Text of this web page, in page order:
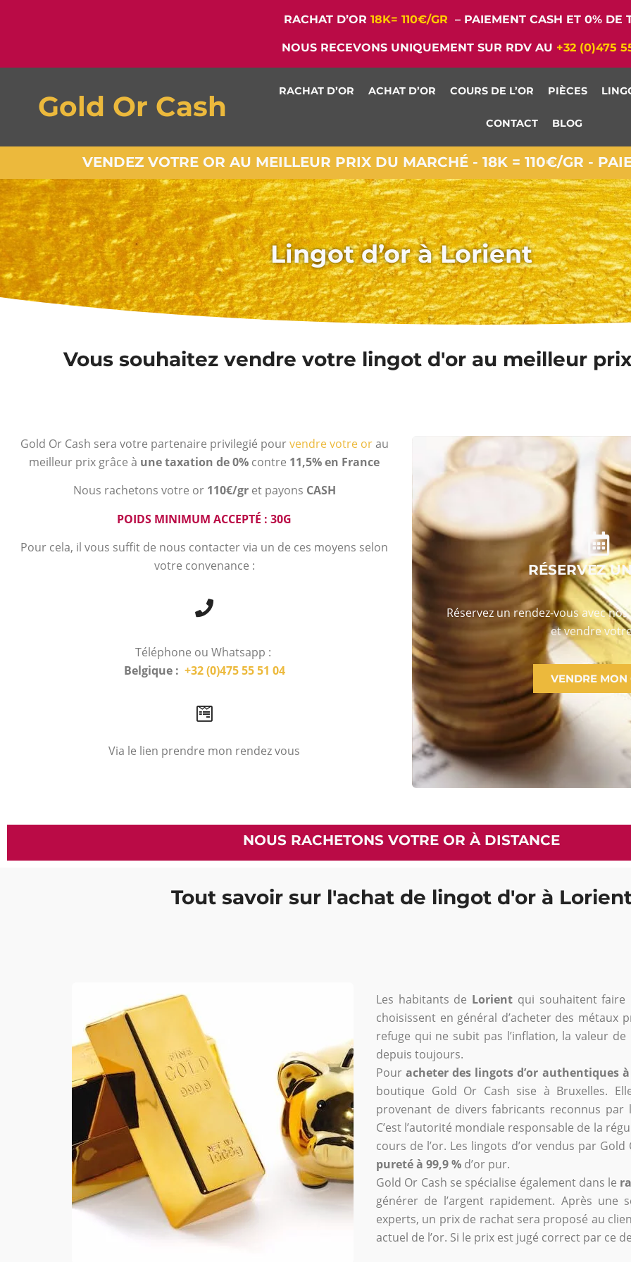
RACHAT D’OR 18K= 110€/GR – PAIEMENT CASH ET 0% DE
NOUS RECEVONS UNIQUEMENT SUR RDV AU +32 (0)475
Gold Or Cash RACHAT D’OR ACHAT D’OR COURS DE L’OR PIÈCES
CONTACT BLOG
VENDEZ VOTRE OR AU MEILLEUR PRIX DU MARCHÉ - 18K = 110€/GR -
Lingot d’or à Lorient
Vous souhaitez vendre votre lingot d'or au meilleur
Gold Or Cash sera votre partenaire privilegié pourvendre votre orau
meilleur prix grâce à une taxation de 0% contre 11,5% en France
Nous rachetons votre or 110€/gr et payons CASH
POIDS MINIMUM ACCEPTÉ : 30G
Pour cela, il vous suffit de nous contacter via un de ces moyens selon
votre convenance :
Téléphone ou Whatsapp :
Belgique : +32 (0)475 55 51 04
Via le lien prendre mon rendez vous
RÉSERVEZ
Réservez un rendez-vous avec
et vendre
VENDRE MON
NOUS RACHETONS VOTRE OR À DISTANCE
Tout savoir sur l'achat de lingot d'or à
Les habitants de Lorient qui souhaitent faire
choisissent en général d’acheter des métaux
refuge qui ne subit pas l’inflation, la valeur
depuis toujours.
Pouracheter des lingots d’or authentiques
boutique Gold Or Cash sise à Bruxelles.
provenant de divers fabricants reconnus par
C’est l’autorité mondiale responsable de la
cours de l’or. Les lingots d’or vendus par
pureté à 99,9 %d’or pur.
Gold Or Cash se spécialise également dans le
générer de l’argent rapidement. Après
experts, un prix de rachat sera proposé au
actuel de l’or. Si le prix est jugé correct par ce